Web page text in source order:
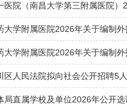
医院（南昌大学第三附属医院）
大学附属医院2026年关于编制外
大学附属医院2026年关于编制外
区人民法院拟向社会公开招聘5
局直属学校及单位2026年公开